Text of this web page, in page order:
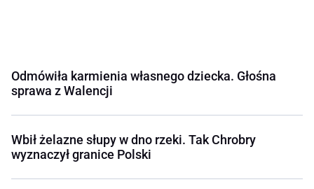
Odmówiła karmienia własnego dziecka. Głośna
sprawa z Walencji
Wbił żelazne słupy w dno rzeki. Tak Chrobry
wyznaczył granice Polski